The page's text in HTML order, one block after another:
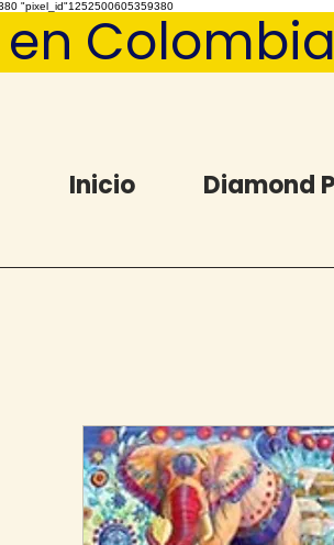
"pixel_id"1252500605359380
en
Inicio Diamond